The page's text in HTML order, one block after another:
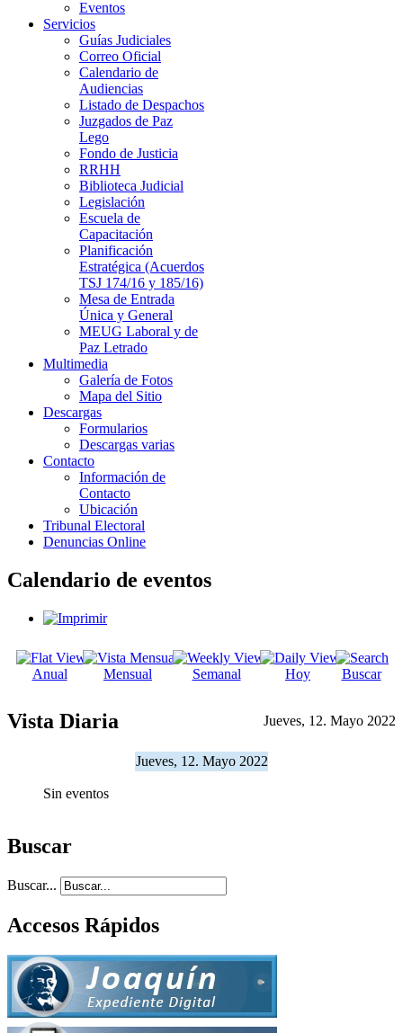
Eventos
Servicios
Guías Judiciales
Correo Oficial
Calendario de
Audiencias
Listado de Despachos
Juzgados de Paz
Lego
Fondo de Justicia
RRHH
Biblioteca Judicial
Legislación
Escuela de
Capacitación
Planificación
Estratégica (Acuerdos
TSJ 174/16 y 185/16)
Mesa de Entrada
Única y General
MEUG Laboral y de
Paz Letrado
Multimedia
Galería de Fotos
Mapa del Sitio
Descargas
Formularios
Descargas varias
Contacto
Información de
Contacto
Ubicación
Tribunal Electoral
Denuncias Online
Calendario de eventos
Anual Mensual Semanal Hoy Buscar
Vista Diaria Jueves, 12. Mayo 2022
Jueves, 12. Mayo 2022
Sin eventos
Buscar
Buscar...
Accesos Rápidos